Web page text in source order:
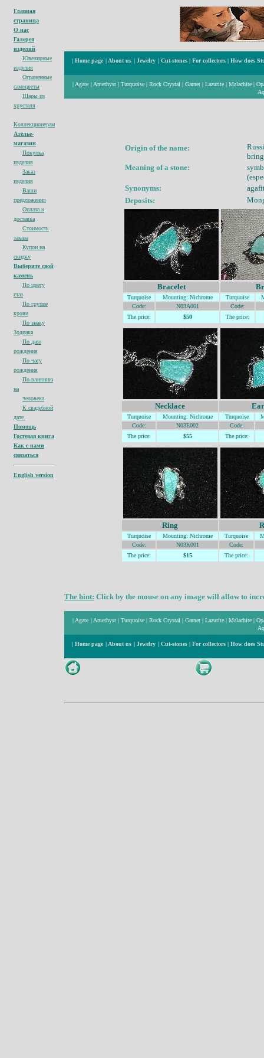
Главная
страница
О нас
Галерея
изделий
Ювелирные
изделия
Ограненные
cамоцветы
Шары из
хрусталя
Коллекционерам
Ателье-
магазин
Покупка
изделия
Заказ
изделия
Ваши
предложения
Оплата и
доставка
Стоимость
заказа
Купон на
скидку
Выберите свой
камень
По цвету
глаз
По группе
крови
По знаку
Зодиака
По дню
рождения
По часу
рождения
По влиянию
на
человека
К свадебной
дате
Помощь
Гостевая книга
Как с нами
связаться
English version
| Home page | About us | Jewelry | Cut-stones | For collectors | How does
| Agate | Amethyst | Turquoise | Rock Crystal | Garnet | Lazurite | Malachite |
Origin of the name:
Meaning of a stone:
Synonyms:
Deposits:
Bracelet
Turquoise Mounting: Nichrome Turquoise
Code:
N03A001
Code:
The price:
$50 The price:
Necklace
Turquoise Mounting: Nichrome Turquoise
Code:
N03E002
Code:
The price:
$55 The price:
Ring
Turquoise Mounting: Nichrome Turquoise
Code:
N03K001
Code:
The price:
$15 The price:
The hint: Click by the mouse on any image will allow to
| Agate | Amethyst | Turquoise | Rock Crystal | Garnet | Lazurite | Malachite |
| Home page | About us | Jewelry | Cut-stones | For collectors | How does